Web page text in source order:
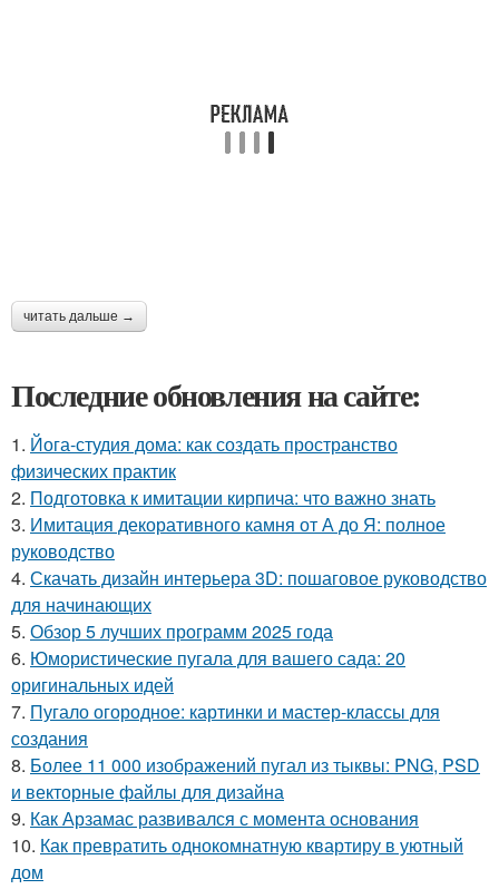
читать дальше →
Последние обновления на сайте:
1. Йога-студия дома: как создать пространство
физических практик
2. Подготовка к имитации кирпича: что важно знать
3. Имитация декоративного камня от А до Я: полное
руководство
4. Скачать дизайн интерьера 3D: пошаговое руководство
для начинающих
5. Обзор 5 лучших программ 2025 года
6. Юмористические пугала для вашего сада: 20
оригинальных идей
7. Пугало огородное: картинки и мастер-классы для
создания
8. Более 11 000 изображений пугал из тыквы: PNG, PSD
и векторные файлы для дизайна
9. Как Арзамас развивался с момента основания
10. Как превратить однокомнатную квартиру в уютный
дом